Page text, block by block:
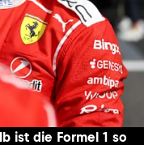
ist die Formel 1 so